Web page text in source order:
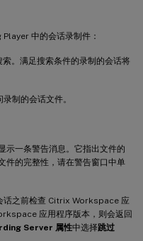
中的会话录制件：
。满足搜索条件的录制的会话将
制的会话文件。
示一条警告消息。它指出文件的
件的完整性，请在警告窗口中单
之前检查 Citrix Workspace 应
应用程序版本，则会返回
Server 属性中选择跳过